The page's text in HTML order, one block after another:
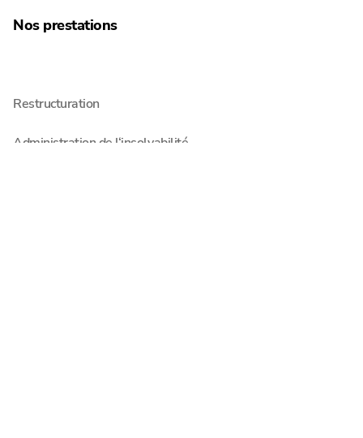
Nos prestations
Restructuration
Administration de l‘insolvabilité